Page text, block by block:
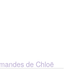
de Chloë